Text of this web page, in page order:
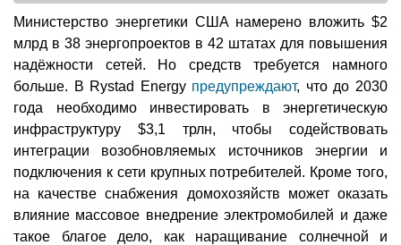
Министерство энергетики США намерено вложить $2
млрд в 38 энергопроектов в 42 штатах для повышения
надёжности сетей. Но средств требуется намного
больше. В Rystad Energy предупреждают, что до 2030
года необходимо инвестировать в энергетическую
инфраструктуру $3,1 трлн, чтобы содействовать
интеграции возобновляемых источников энергии и
подключения к сети крупных потребителей. Кроме того,
на качестве снабжения домохозяйств может оказать
влияние массовое внедрение электромобилей и даже
такое благое дело, как наращивание солнечной и